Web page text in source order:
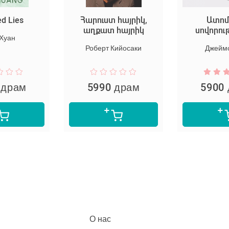
Lies
Հարուստ հայրիկ,
աղքատ հայրիկ
Роберт Кийосаки
5990 драм 5900
О нас